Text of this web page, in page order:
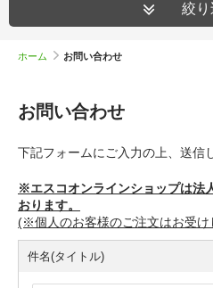
絞り
ホーム お問い合わせ
お問い合わせ
下記フォームにご入力の上、送信
※エスコオンラインショップは法
おります。
(※個人のお客様のご注文はお受け
件名(タイトル)